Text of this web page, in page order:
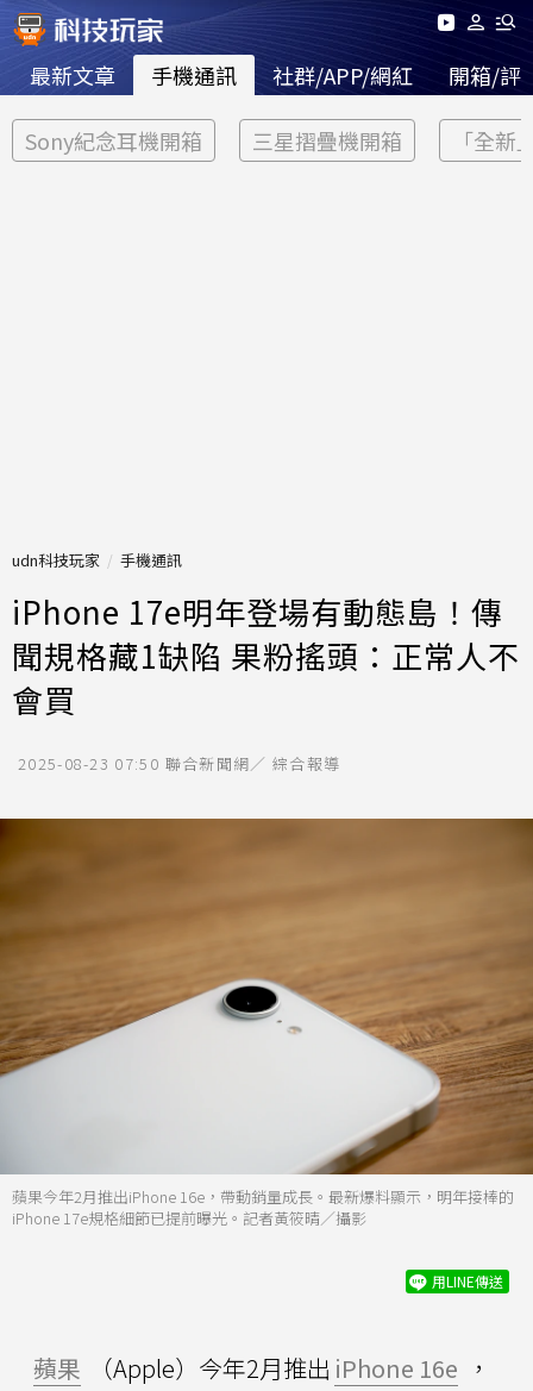
最新文章 手機通訊 社群/APP/網紅 開箱/評
Sony紀念耳機開箱 三星摺疊機開箱 「全新
udn科技玩家 手機通訊
iPhone 17e明年登場有動態島！傳
聞規格藏1缺陷 果粉搖頭：正常人不
會買
2025-08-23 07:50 聯合新聞網／ 綜合報導
蘋果今年2月推出iPhone 16e，帶動銷量成長。最新爆料顯示，明年接棒的
iPhone 17e規格細節已提前曝光。記者黃筱晴／攝影
用LINE傳送
蘋果 （Apple）今年2月推出 iPhone 16e ，